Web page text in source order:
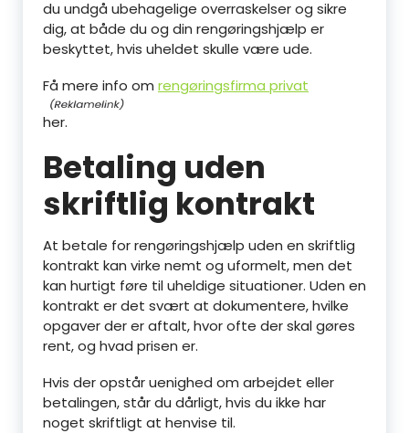
du undgå ubehagelige overraskelser og sikre
dig, at både du og din rengøringshjælp er
beskyttet, hvis uheldet skulle være ude.
Få mere info om rengøringsfirma privat
her.
Betaling uden
skriftlig kontrakt
At betale for rengøringshjælp uden en skriftlig
kontrakt kan virke nemt og uformelt, men det
kan hurtigt føre til uheldige situationer. Uden en
kontrakt er det svært at dokumentere, hvilke
opgaver der er aftalt, hvor ofte der skal gøres
rent, og hvad prisen er.
Hvis der opstår uenighed om arbejdet eller
betalingen, står du dårligt, hvis du ikke har
noget skriftligt at henvise til.